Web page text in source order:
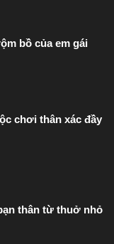
bồ của em gái
chơi thân xác đầy
thân từ thuở nhỏ